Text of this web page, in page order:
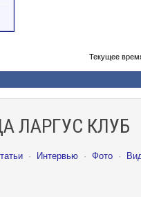
Текущее
ЛАРГУС КЛУБ
· Интервью · Фото ·